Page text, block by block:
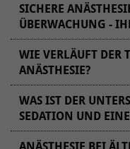
SICHERE
ÜBERWACHUNG -
WIE VERLÄUFT DER
ANÄSTHESIE?
Eine Narkose ist für
großer Sorge. Das
Sie ein
der Klinik für
WAS IST DER
SEDATION UND